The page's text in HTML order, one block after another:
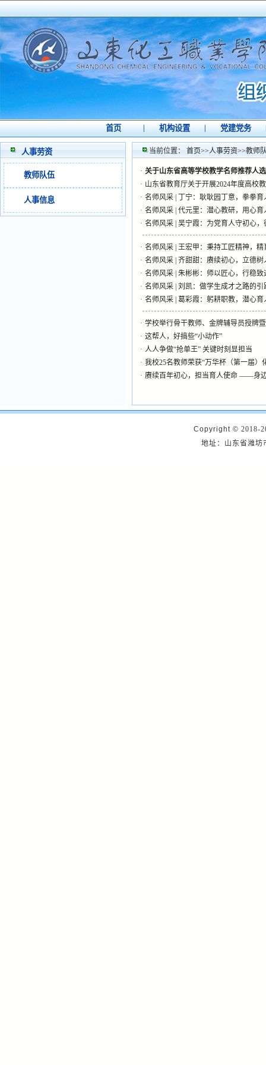
首页 机构设置 党建党务
人事劳资
教师队伍
人事信息
当前位置： 首页>>人事劳资>>教师
· 关于山东省高等学校教学名师推荐人
· 山东省教育厅关于开展2024年度高校
· 名师风采 | 丁宁：耿耿园丁意，拳拳育
· 名师风采 | 代元里：潜心教研，用心育
· 名师风采 | 吴宁霞：为党育人守初心
· 名师风采 | 王宏甲：秉持工匠精神，精
· 名师风采 | 齐甜甜：赓续初心，立德树
· 名师风采 | 朱彬彬：师以匠心，行稳致
· 名师风采 | 刘凯：做学生成才之路的引
· 名师风采 | 葛彩霞：躬耕职教，潜心育
· 学校举行骨干教师、金牌辅导员授牌
· 这帮人，好搞些“小动作”
· 人人争做“抢单王” 关键时刻显担当
· 我校25名教师荣获“万华杯（第一届）
· 赓续百年初心，担当育人使命 ——身
Copyright © 2018-
地址：山东省潍坊